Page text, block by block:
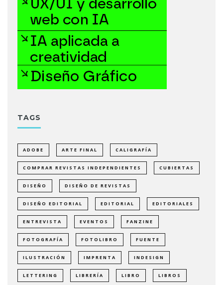
TAGS
ADOBE ARTE FINAL CALIGRAFÍA
COMPRAR REVISTAS INDEPENDIENTES CUBIERTAS
DISEÑO DISEÑO DE REVISTAS
DISEÑO EDITORIAL EDITORIAL EDITORIALES
ENTREVISTA EVENTOS FANZINE
FOTOGRAFÍA FOTOLIBRO FUENTE
ILUSTRACIÓN IMPRENTA INDESIGN
LETTERING LIBRERÍA LIBRO LIBROS